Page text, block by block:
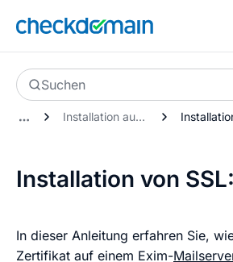
Suchen
Installation auf einem Server
Installation von
In dieser Anleitung erfahren Sie,
Zertifikat auf einem Exim-